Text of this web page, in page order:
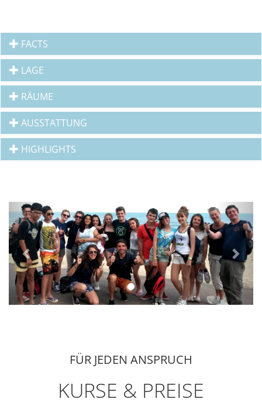
FACTS
LAGE
RÄUME
AUSSTATTUNG
HIGHLIGHTS
Previous Next
FÜR JEDEN ANSPRUCH
KURSE & PREISE